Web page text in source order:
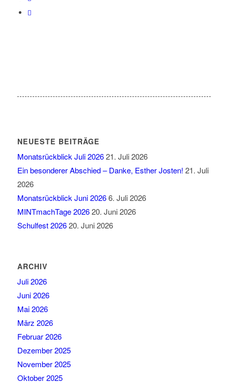
NEUESTE BEITRÄGE
Monatsrückblick Juli 2026 21. Juli 2026
Ein besonderer Abschied – Danke, Esther Josten! 21. Juli
2026
Monatsrückblick Juni 2026 6. Juli 2026
MINTmachTage 2026 20. Juni 2026
Schulfest 2026 20. Juni 2026
ARCHIV
Juli 2026
Juni 2026
Mai 2026
März 2026
Februar 2026
Dezember 2025
November 2025
Oktober 2025